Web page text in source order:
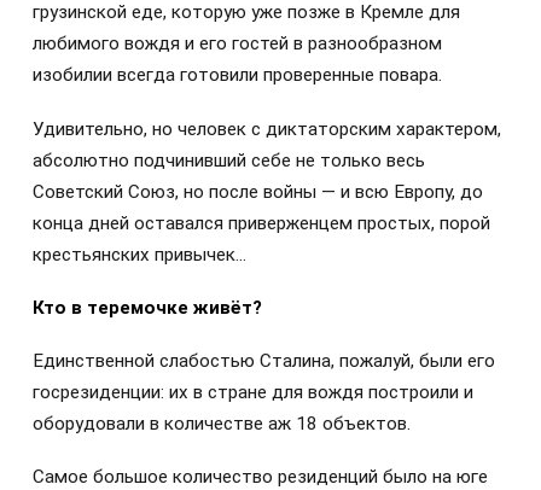
грузинской еде, которую уже позже в Кремле для
любимого вождя и его гостей в разнообразном
изобилии всегда готовили проверенные повара.
Удивительно, но человек с диктаторским характером,
абсолютно подчинивший себе не только весь
Советский Союз, но после войны — и всю Европу, до
конца дней оставался приверженцем простых, порой
крестьянских привычек…
Кто в теремочке живёт?
Единственной слабостью Сталина, пожалуй, были его
госрезиденции: их в стране для вождя построили и
оборудовали в количестве аж 18 объектов.
Самое большое количество резиденций было на юге